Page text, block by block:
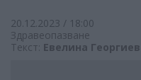
20.12.2023 / 18:00
Здравеопазване
Текст: Евелина